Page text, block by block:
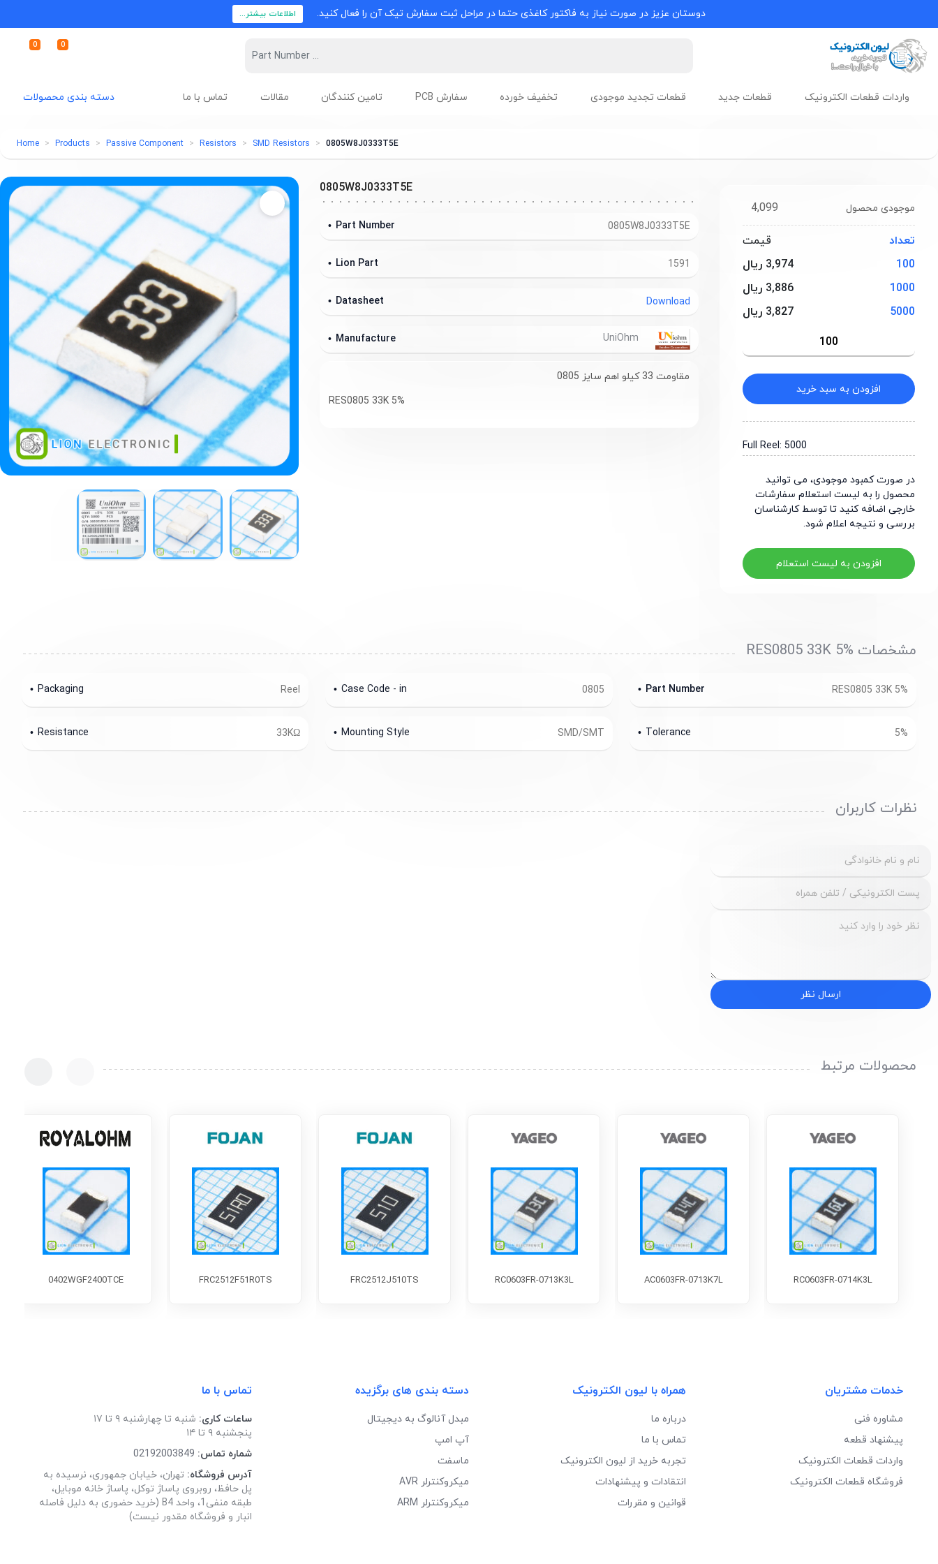
دوستان عزیز در صورت نیاز به فاکتور کاغذی حتما در مراحل ثبت سفارش تیک آن را فعال کنید. اطلاعات بیشتر...
0 0
دسته بندی محصولات واردات قطعات الکترونیک قطعات جدید قطعات تجدید موجودی تخفیف خورده سفارش PCB تامین کنندگان مقالات تماس با ما
Home Products Passive Component Resistors SMD Resistors 0805W8J0333T5E
4,099 موجودی محصول
تعداد
قیمت
100
3,974 ریال
1000
3,886 ریال
5000
3,827 ریال
افزودن به سبد خرید
Full Reel: 5000
در صورت کمبود موجودی، می توانید
محصول را به لیست استعلام سفارشات
خارجی اضافه کنید تا توسط کارشناسان
بررسی و نتیجه اعلام شود.
افزودن به لیست استعلام
0805W8J0333T5E
0805W8J0333T5E
Part Number
1591
Lion Part
Download
Datasheet
Manufacture
مقاومت 33 کیلو اهم سایز 0805
RES0805 33K 5%
مشخصات RES0805 33K 5%
RES0805 33K 5%
Part Number
0805
Case Code - in
Reel
Packaging
5%
Tolerance
SMD/SMT
Mounting Style
33KΩ
Resistance
نظرات کاربران
ارسال نظر
محصولات مرتبط
RC0603FR-0714K3L
AC0603FR-0713K7L
RC0603FR-0713K3L
FRC2512J510TS
FRC2512F51R0TS
0402WGF2400TCE
خدمات مشتریان
مشاوره فنی
پیشنهاد قطعه
واردات قطعات الکترونیک
فروشگاه قطعات الکترونیک
همراه با لیون الکترونیک
درباره ما
تماس با ما
تجربه خرید از لیون الکترونیک
انتقادات و پیشنهادات
قوانین و مقررات
دسته بندی های برگزیده
مبدل آنالوگ به دیجیتال
آپ امپ
ماسفت
میکروکنترلر AVR
میکروکنترلر ARM
تماس با ما
ساعات کاری: شنبه تا چهارشنبه ۹ تا ۱۷
پنجشنبه ۹ تا ۱۴
شماره تماس: 02192003849
آدرس فروشگاه: تهران، خیابان جمهوری، نرسیده به
پل حافظ، روبروی پاساژ توکل، پاساژ خانه موبایل،
طبقه منفی1، واحد B4 (خرید حضوری به دلیل فاصله
انبار و فروشگاه مقدور نیست)